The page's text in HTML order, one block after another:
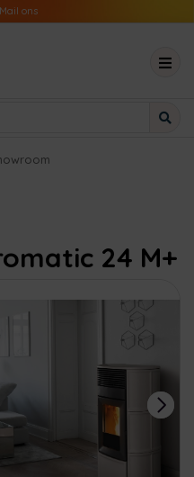
Mail ons
24 M+